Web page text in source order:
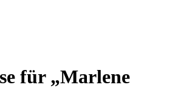
für „Marlene